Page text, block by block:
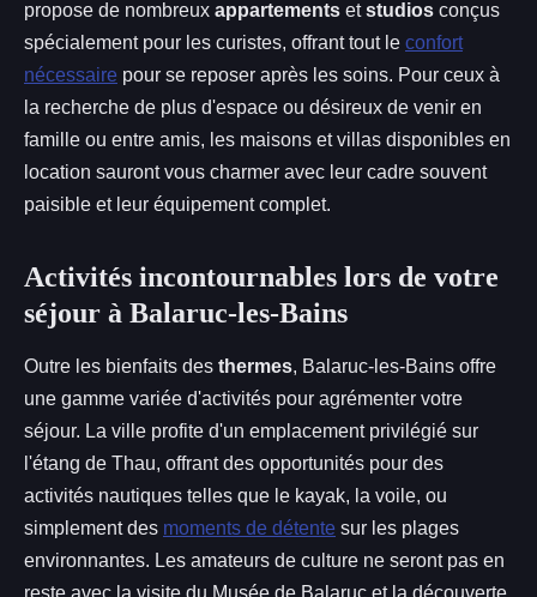
propose de nombreux appartements etstudios conçus
spécialement pour les curistes, offrant tout le confort
nécessaire pour se reposer après les soins. Pour ceux à
la recherche de plus d'espace ou désireux de venir en
famille ou entre amis, les maisons et villas disponibles en
location sauront vous charmer avec leur cadre souvent
paisible et leur équipement complet.
Activités incontournables lors de votre
séjour à Balaruc-les-Bains
Outre les bienfaits des thermes, Balaruc-les-Bains offre
une gamme variée d'activités pour agrémenter votre
séjour. La ville profite d'un emplacement privilégié sur
l'étang de Thau, offrant des opportunités pour des
activités nautiques telles que le kayak, la voile, ou
simplement des moments de détente sur les plages
environnantes. Les amateurs de culture ne seront pas en
reste avec la visite du Musée de Balaruc et la découverte